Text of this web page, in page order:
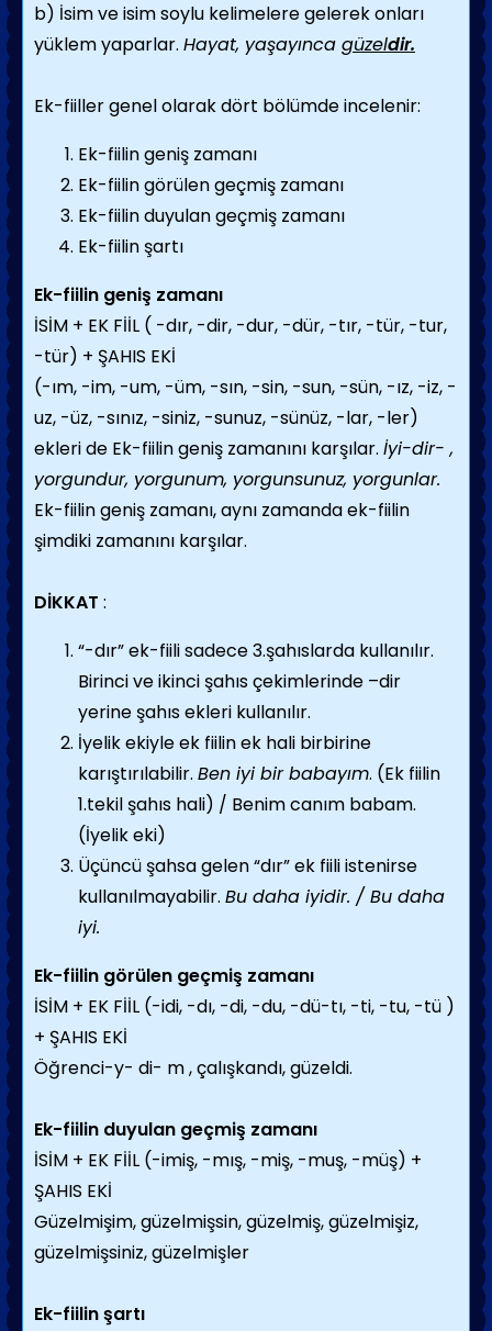
b) İsim ve isim soylu kelimelere gelerek onları
yüklem yaparlar. Hayat, yaşayınca güzeldir.
Ek-fiiller genel olarak dört bölümde incelenir:
Ek-fiilin geniş zamanı
Ek-fiilin görülen geçmiş zamanı
Ek-fiilin duyulan geçmiş zamanı
Ek-fiilin şartı
Ek-fiilin geniş zamanı
İSİM + EK FİİL ( -dır, -dir, -dur, -dür, -tır, -tür, -tur,
-tür) + ŞAHIS EKİ
(-ım, -im, -um, -üm, -sın, -sin, -sun, -sün, -ız, -iz, -
uz, -üz, -sınız, -siniz, -sunuz, -sünüz, -lar, -ler)
ekleri de Ek-fiilin geniş zamanını karşılar. İyi-dir- ,
yorgundur, yorgunum, yorgunsunuz, yorgunlar.
Ek-fiilin geniş zamanı, aynı zamanda ek-fiilin
şimdiki zamanını karşılar.
DİKKAT :
“-dır” ek-fiili sadece 3.şahıslarda kullanılır.
Birinci ve ikinci şahıs çekimlerinde –dir
yerine şahıs ekleri kullanılır.
İyelik ekiyle ek fiilin ek hali birbirine
karıştırılabilir. Ben iyi bir babayım. (Ek fiilin
1.tekil şahıs hali) / Benim canım babam.
(İyelik eki)
Üçüncü şahsa gelen “dır” ek fiili istenirse
kullanılmayabilir. Bu daha iyidir. / Bu daha
iyi.
Ek-fiilin görülen geçmiş zamanı
İSİM + EK FİİL (-idi, -dı, -di, -du, -dü-tı, -ti, -tu, -tü )
+ ŞAHIS EKİ
Öğrenci-y- di- m , çalışkandı, güzeldi.
Ek-fiilin duyulan geçmiş zamanı
İSİM + EK FİİL (-imiş, -mış, -miş, -muş, -müş) +
ŞAHIS EKİ
Güzelmişim, güzelmişsin, güzelmiş, güzelmişiz,
güzelmişsiniz, güzelmişler
Ek-fiilin şartı